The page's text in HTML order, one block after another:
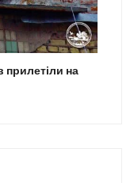
на